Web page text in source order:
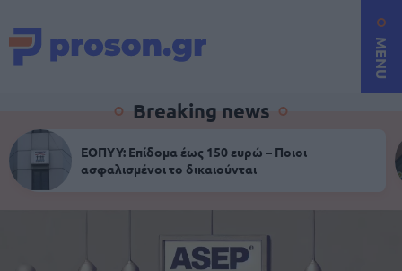
MENU
Breaking news
ΕΟΠΥΥ: Επίδομα έως 150 ευρώ – Ποιοι
ασφαλισμένοι το δικαιούνται